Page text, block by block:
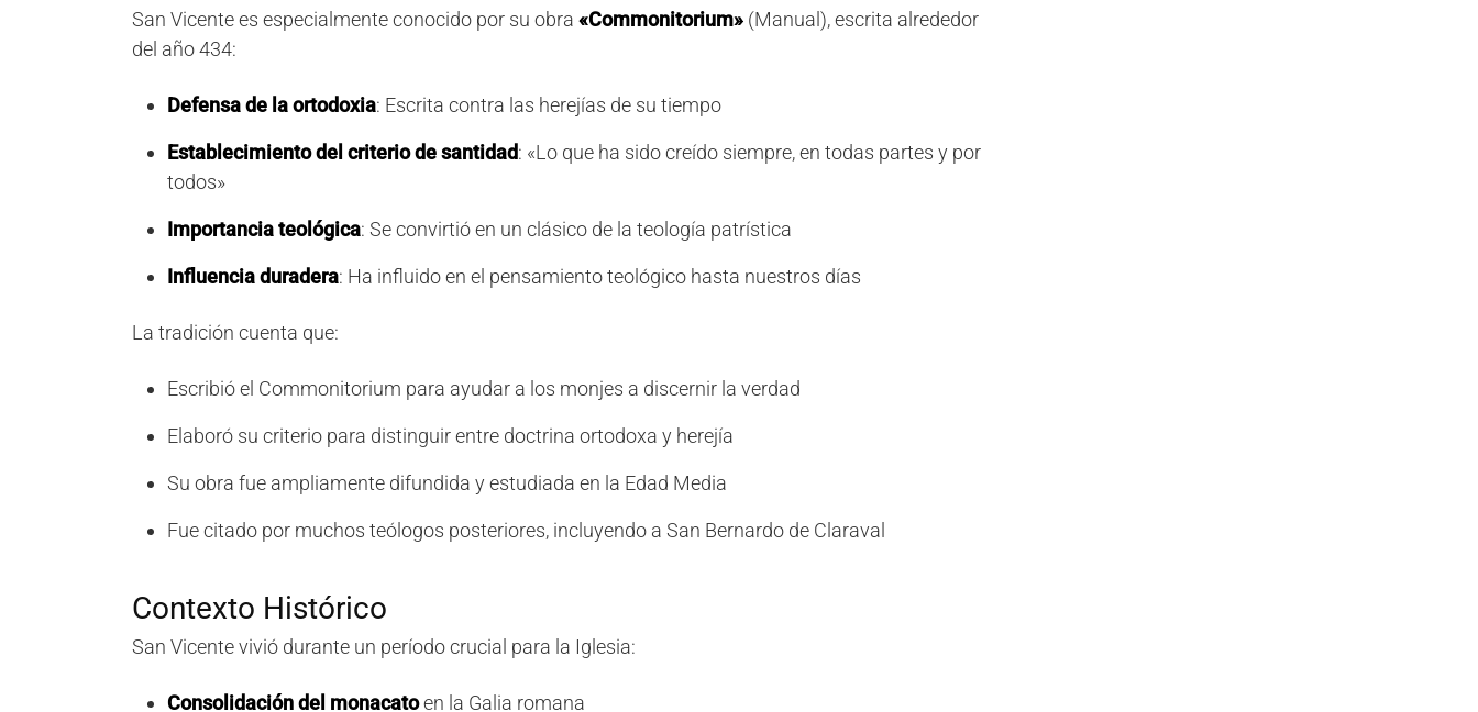
San Vicente es especialmente conocido por su obra «Commonitorium» (Manual), escrita alrededor
del año 434:
Defensa de la ortodoxia: Escrita contra las herejías de su tiempo
Establecimiento del criterio de santidad: «Lo que ha sido creído siempre, en todas partes y por
todos»
Importancia teológica: Se convirtió en un clásico de la teología patrística
Influencia duradera: Ha influido en el pensamiento teológico hasta nuestros días
La tradición cuenta que:
Escribió el Commonitorium para ayudar a los monjes a discernir la verdad
Elaboró su criterio para distinguir entre doctrina ortodoxa y herejía
Su obra fue ampliamente difundida y estudiada en la Edad Media
Fue citado por muchos teólogos posteriores, incluyendo a San Bernardo de Claraval
Contexto Histórico
San Vicente vivió durante un período crucial para la Iglesia:
Consolidación del monacatoen la Galia romana